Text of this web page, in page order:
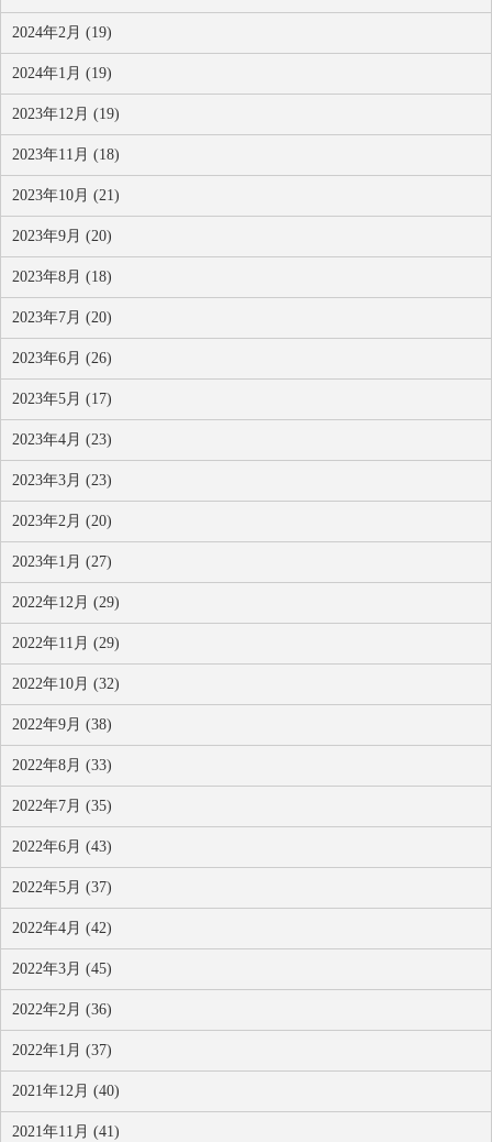
2024年2月 (19)
2024年1月 (19)
2023年12月 (19)
2023年11月 (18)
2023年10月 (21)
2023年9月 (20)
2023年8月 (18)
2023年7月 (20)
2023年6月 (26)
2023年5月 (17)
2023年4月 (23)
2023年3月 (23)
2023年2月 (20)
2023年1月 (27)
2022年12月 (29)
2022年11月 (29)
2022年10月 (32)
2022年9月 (38)
2022年8月 (33)
2022年7月 (35)
2022年6月 (43)
2022年5月 (37)
2022年4月 (42)
2022年3月 (45)
2022年2月 (36)
2022年1月 (37)
2021年12月 (40)
2021年11月 (41)